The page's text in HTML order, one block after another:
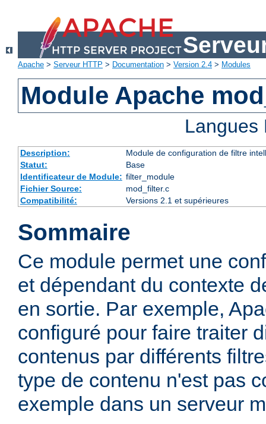
Apache > Serveur HTTP > Documentation > Version 2.4 > Modules
Module Apache
Description:
Module de configuration de filtre
Statut:
Base
Identificateur de Module: filter_module
Fichier Source:
mod_filter.c
Compatibilité:
Versions 2.1 et supérieures
Sommaire
Ce module permet une
et dépendant du contexte
en sortie. Par exemple,
configuré pour faire traiter
contenus par différents
type de contenu n'est pas
exemple dans un serveur